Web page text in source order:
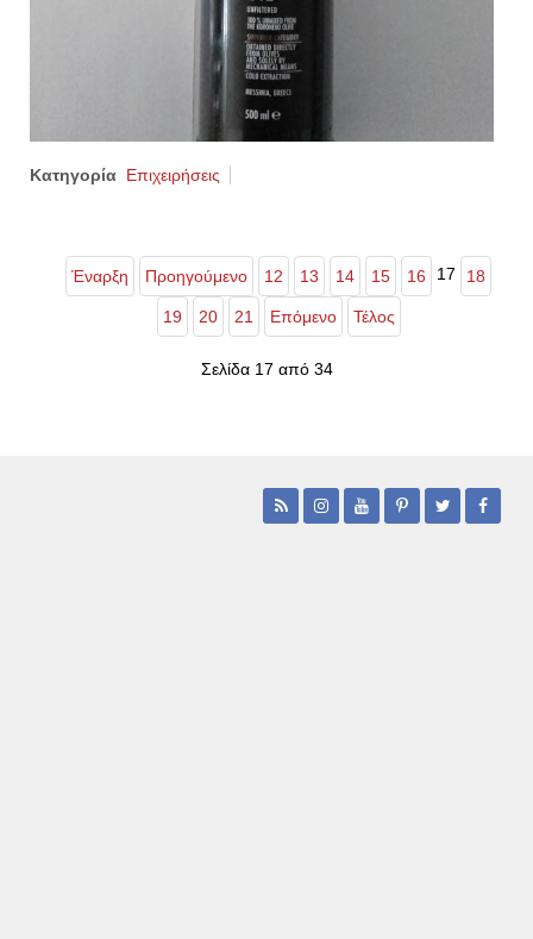
Κατηγορία Επιχειρήσεις
Έναρξη Προηγούμενο 12 13 14 15 16 17 18
19 20 21 Επόμενο Τέλος
Σελίδα 17 από 34